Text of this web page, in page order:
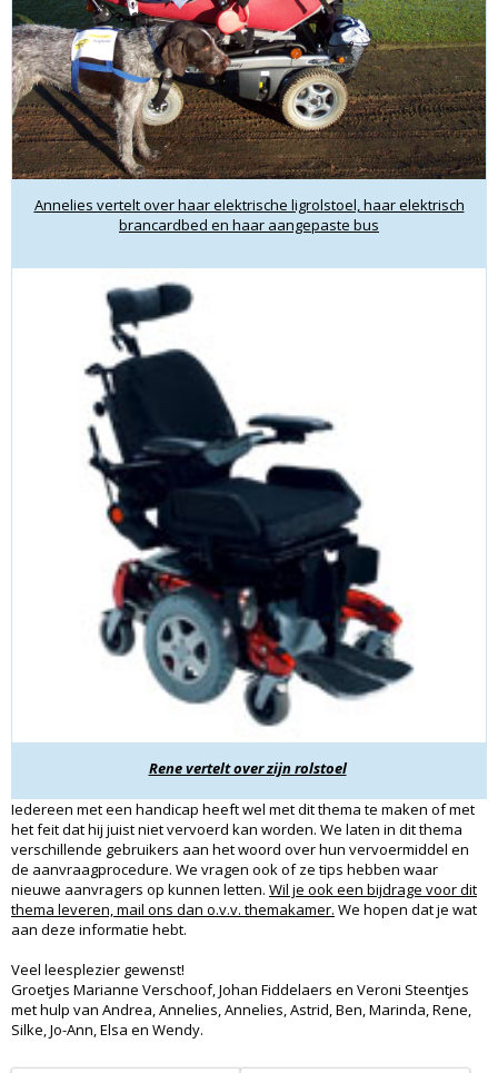
Annelies vertelt over haar elektrische ligrolstoel, haar elektrisch
brancardbed en haar aangepaste bus
Rene vertelt over zijn rolstoel
Iedereen met een handicap heeft wel met dit thema te maken of met
het feit dat hij juist niet vervoerd kan worden. We laten in dit thema
verschillende gebruikers aan het woord over hun vervoermiddel en
de aanvraagprocedure. We vragen ook of ze tips hebben waar
nieuwe aanvragers op kunnen letten. Wil je ook een bijdrage voor dit
thema leveren, mail ons dan o.v.v. themakamer. We hopen dat je wat
aan deze informatie hebt.
Veel leesplezier gewenst!
Groetjes Marianne Verschoof, Johan Fiddelaers en Veroni Steentjes
met hulp van Andrea, Annelies, Annelies, Astrid, Ben, Marinda, Rene,
Silke, Jo-Ann, Elsa en Wendy.